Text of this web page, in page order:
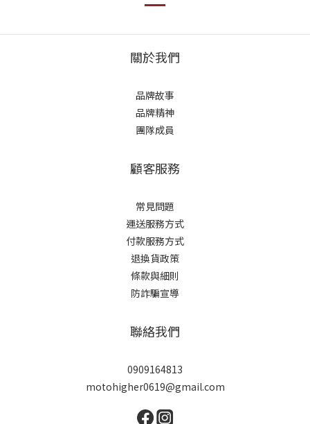
關於我們
品牌故事
品牌精神
團隊成員
顧客服務
常見問題
運送服務方式
付款服務方式
退換貨政策
條款與細則
防詐騙宣導
聯絡我們
0909164813
motohigher0619@gmail.com